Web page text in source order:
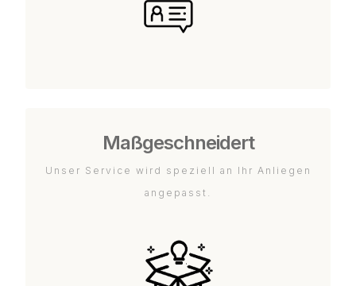
Maßgeschneidert
Unser Service wird speziell an Ihr Anliegen
angepasst.